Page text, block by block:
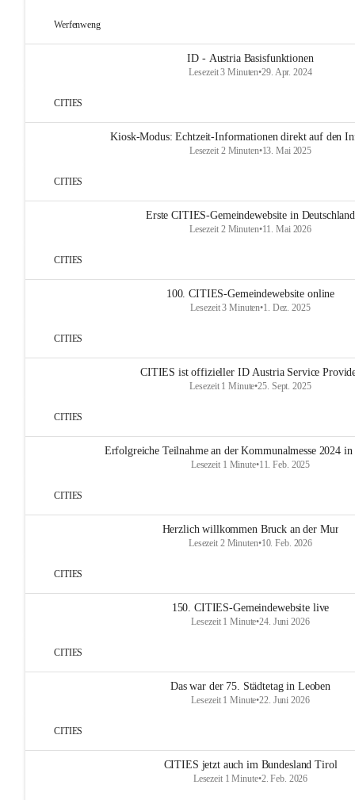
Werfenweng
ID - Austria Basisfunktionen
Lesezeit 3 Minuten•29. Apr. 2024
CITIES
Kiosk-Modus: Echtzeit-Informationen direkt auf den
Lesezeit 2 Minuten•13. Mai 2025
CITIES
Erste CITIES-Gemeindewebsite in Deutschland
Lesezeit 2 Minuten•11. Mai 2026
CITIES
100. CITIES-Gemeindewebsite online
Lesezeit 3 Minuten•1. Dez. 2025
CITIES
CITIES ist offizieller ID Austria Service
Lesezeit 1 Minute•25. Sept. 2025
CITIES
Erfolgreiche Teilnahme an der Kommunalmesse 2024
Lesezeit 1 Minute•11. Feb. 2025
CITIES
Herzlich willkommen Bruck an der Mur
Lesezeit 2 Minuten•10. Feb. 2026
CITIES
150. CITIES-Gemeindewebsite live
Lesezeit 1 Minute•24. Juni 2026
CITIES
Das war der 75. Städtetag in Leoben
Lesezeit 1 Minute•22. Juni 2026
CITIES
CITIES jetzt auch im Bundesland Tirol
Lesezeit 1 Minute•2. Feb. 2026